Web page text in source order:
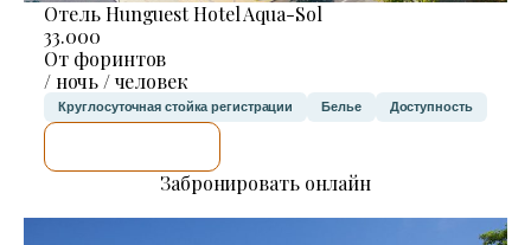
Отель Hunguest Hotel Aqua-Sol
33.000
От форинтов
/ ночь / человек
Круглосуточная стойка регистрации Белье Доступность
Забронировать онлайн